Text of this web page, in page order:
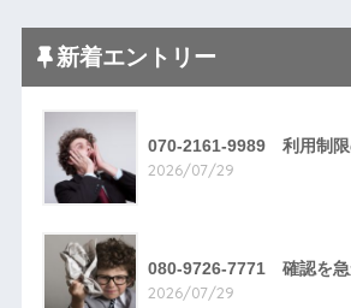
新着エントリー
070-2161-9989 利用制限
2026/07/29
080-9726-7771 確認を急
2026/07/29